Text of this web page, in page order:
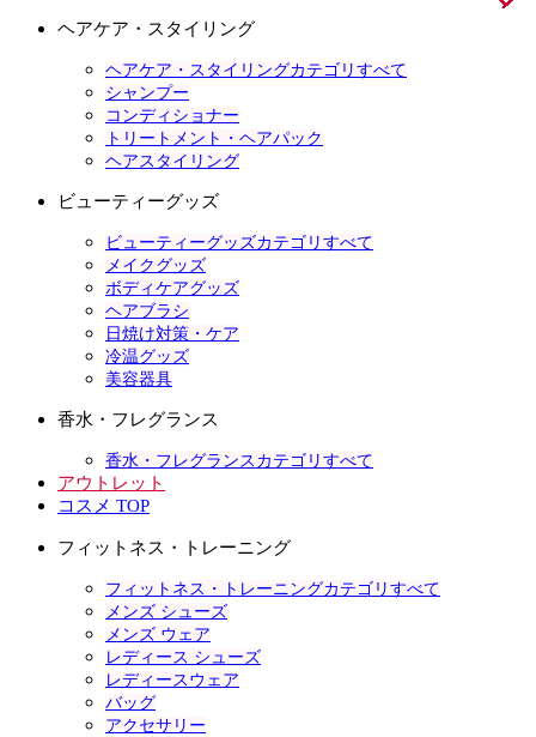
ヘアケア・スタイリング
ヘアケア・スタイリングカテゴリすべて
シャンプー
コンディショナー
トリートメント・ヘアパック
ヘアスタイリング
ビューティーグッズ
ビューティーグッズカテゴリすべて
メイクグッズ
ボディケアグッズ
ヘアブラシ
日焼け対策・ケア
冷温グッズ
美容器具
香水・フレグランス
香水・フレグランスカテゴリすべて
アウトレット
コスメ TOP
フィットネス・トレーニング
フィットネス・トレーニングカテゴリすべて
メンズ シューズ
メンズ ウェア
レディース シューズ
レディースウェア
バッグ
アクセサリー